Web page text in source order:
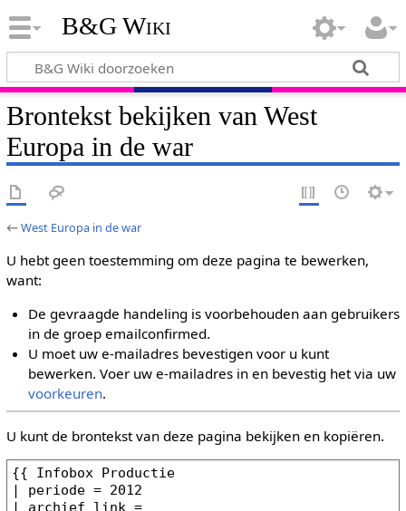
B&G Wiki
Brontekst bekijken van West
Europa in de war
←West Europa in de war
U hebt geen toestemming om deze pagina te bewerken,
want:
De gevraagde handeling is voorbehouden aan gebruikers
in de groep emailconfirmed.
U moet uw e-mailadres bevestigen voor u kunt
bewerken. Voer uw e-mailadres in en bevestig het via uw
voorkeuren.
U kunt de brontekst van deze pagina bekijken en kopiëren.